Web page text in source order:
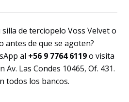
de terciopelo Voss Velvet o
antes de que se agoten?
al +56 9 7764 6119o visita
Las Condes 10465, Of. 431.
todos los bancos.